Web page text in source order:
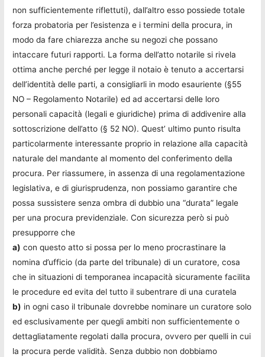
non sufficientemente riflettuti), dall’altro esso possiede totale
forza probatoria per l’esistenza e i termini della procura, in
modo da fare chiarezza anche su negozi che possano
intaccare futuri rapporti. La forma dell’atto notarile si rivela
ottima anche perché per legge il notaio è tenuto a accertarsi
dell’identità delle parti, a consigliarli in modo esauriente (§55
NO – Regolamento Notarile) ed ad accertarsi delle loro
personali capacità (legali e giuridiche) prima di addivenire alla
sottoscrizione dell’atto (§ 52 NO). Quest’ ultimo punto risulta
particolarmente interessante proprio in relazione alla capacità
naturale del mandante al momento del conferimento della
procura. Per riassumere, in assenza di una regolamentazione
legislativa, e di giurisprudenza, non possiamo garantire che
possa sussistere senza ombra di dubbio una “durata” legale
per una procura previdenziale. Con sicurezza però si può
presupporre che
a) con questo atto si possa per lo meno procrastinare la
nomina d’ufficio (da parte del tribunale) di un curatore, cosa
che in situazioni di temporanea incapacità sicuramente facilita
le procedure ed evita del tutto il subentrare di una curatela
b) in ogni caso il tribunale dovrebbe nominare un curatore solo
ed esclusivamente per quegli ambiti non sufficientemente o
dettagliatamente regolati dalla procura, ovvero per quelli in cui
la procura perde validità. Senza dubbio non dobbiamo